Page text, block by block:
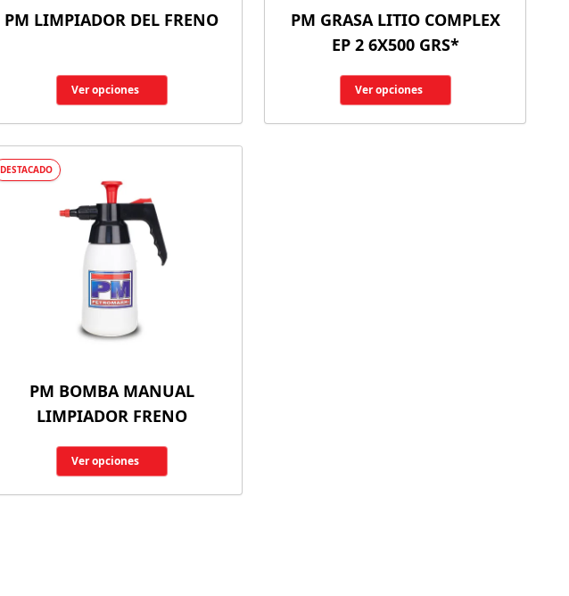
PM LIMPIADOR DEL FRENO
Ver opciones
PM GRASA LITIO COMPLEX
EP 2 6X500 GRS*
Ver opciones
DESTACADO
PM BOMBA MANUAL
LIMPIADOR FRENO
Ver opciones